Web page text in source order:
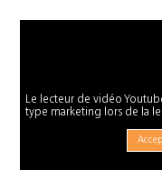
Le lecteur de vidéo
type marketing lors de la